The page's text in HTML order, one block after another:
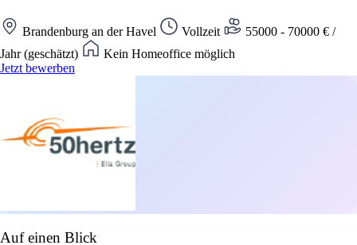
Brandenburg an der Havel Vollzeit
55000 - 70000 € /
Jahr (geschätzt)
Kein Homeoffice möglich
Jetzt bewerben
Auf einen Blick